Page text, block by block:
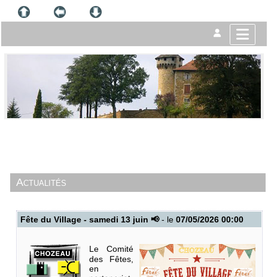
Actualités
Fête du Village - samedi 13 juin 📢 - le 07/05/2026 00:00
Le Comité
des Fêtes,
en